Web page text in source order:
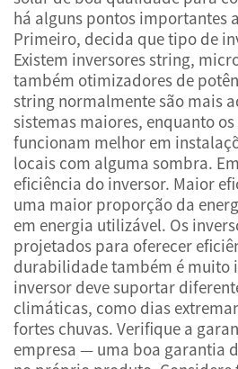
há alguns pontos importantes
Primeiro, decida que tipo de
Existem inversores string,
também otimizadores de
string normalmente são mais
sistemas maiores, enquanto
funcionam melhor em
locais com alguma sombra.
eficiência do inversor. Maior
uma maior proporção da
em energia utilizável. Os
projetados para oferecer
durabilidade também é muito
inversor deve suportar
climáticas, como dias
fortes chuvas. Verifique a
empresa — uma boa garantia